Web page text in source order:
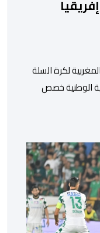
لكرة السلة
الوطنية خصص
عرض مفصل حول
مشاركة المنتخبين الوطنيين لأقل من 18 سنة، إناثا وذكورا،